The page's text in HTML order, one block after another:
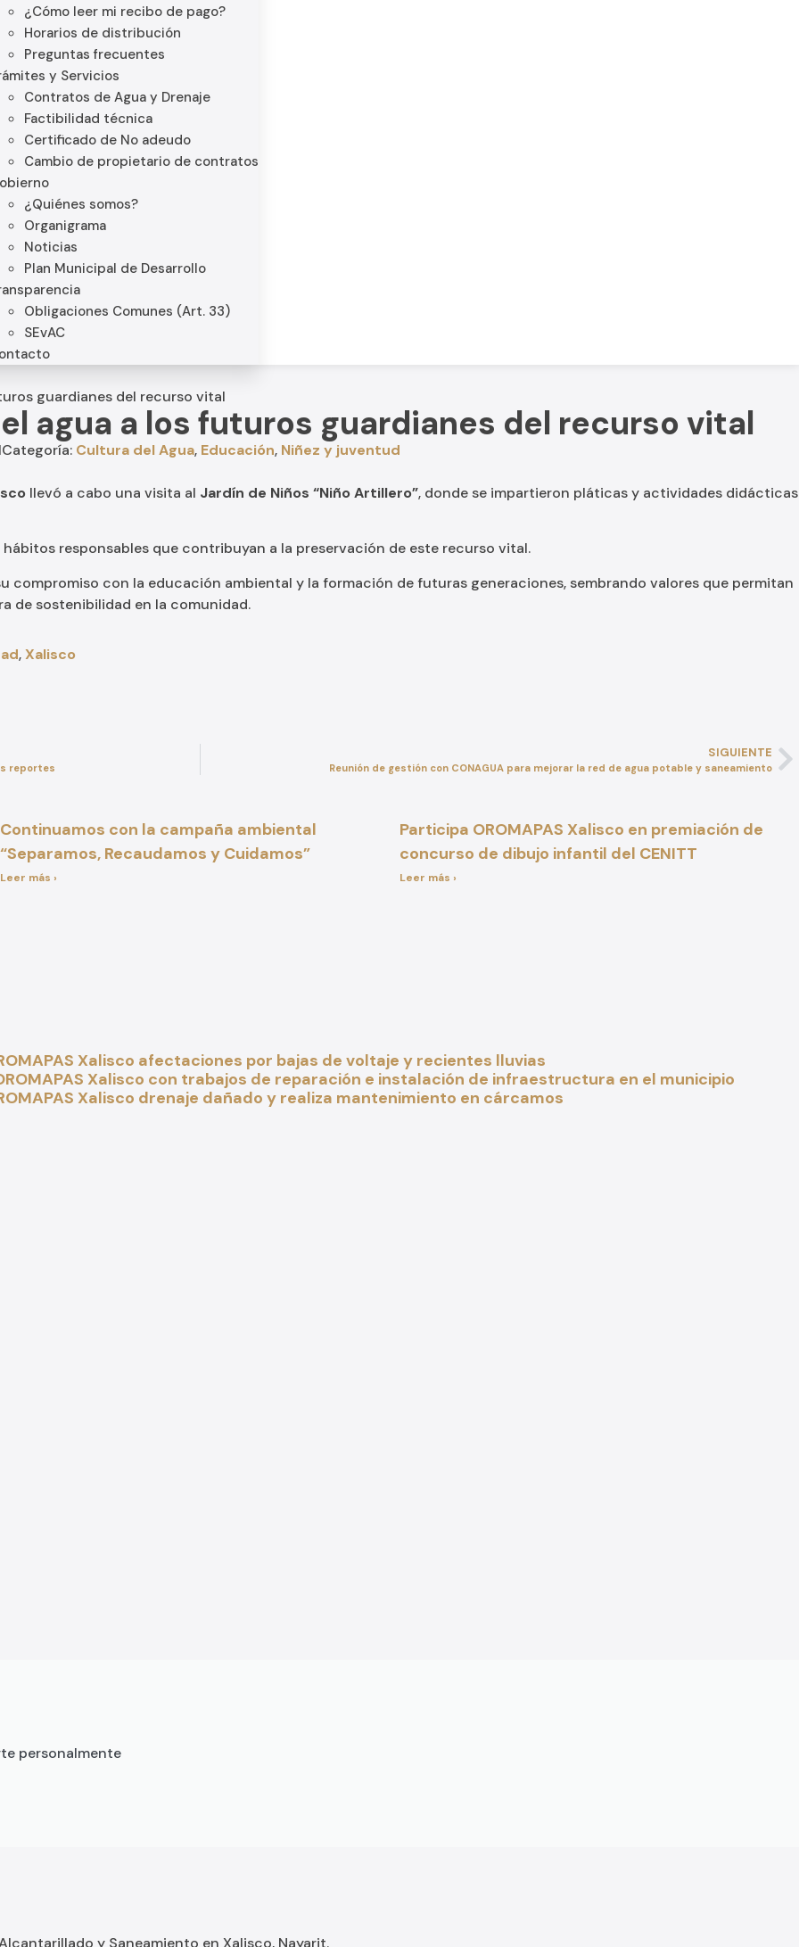
¿Cómo leer mi recibo de pago?
Horarios de distribución
Preguntas frecuentes
y Servicios
Contratos de Agua y Drenaje
Factibilidad técnica
Certificado de No adeudo
Cambio de propietario de contratos
¿Quiénes somos?
Organigrama
Noticias
Plan Municipal de Desarrollo
Obligaciones Comunes (Art. 33)
SEvAC
guardianes del recurso vital
agua a los futuros guardianes del recurso vital
Categoría: Cultura del Agua, Educación, Niñez y juventud
llevó a cabo una visita al Jardín de Niños “Niño Artillero”, donde se impartieron pláticas y actividades didácticas
responsables que contribuyan a la preservación de este recurso vital.
compromiso con la educación ambiental y la formación de futuras generaciones, sembrando valores que permitan
de sostenibilidad en la comunidad.
,Xalisco
reportes
SIGUIENTE
Reunión de gestión con CONAGUA para mejorar la red de agua potable y saneamiento
Continuamos con la campaña ambiental
“Separamos, Recaudamos y Cuidamos”
Leer más ›
Participa OROMAPAS Xalisco en premiación de
concurso de dibujo infantil del CENITT
Leer más ›
Xalisco afectaciones por bajas de voltaje y recientes lluvias
Xalisco con trabajos de reparación e instalación de infraestructura en el municipio
Xalisco drenaje dañado y realiza mantenimiento en cárcamos
personalmente
y Saneamiento en Xalisco, Nayarit.